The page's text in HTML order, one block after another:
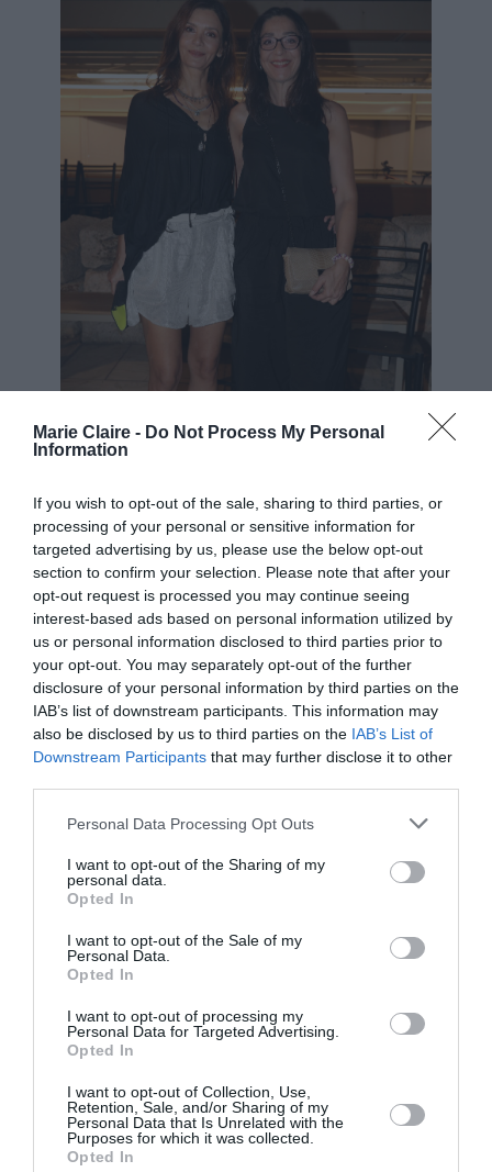
Marie Claire - Do Not Process My Personal
Information
If you wish to opt-out of the sale, sharing to third parties, or
processing of your personal or sensitive information for
targeted advertising by us, please use the below opt-out
section to confirm your selection. Please note that after your
opt-out request is processed you may continue seeing
interest-based ads based on personal information utilized by
us or personal information disclosed to third parties prior to
your opt-out. You may separately opt-out of the further
disclosure of your personal information by third parties on the
IAB’s list of downstream participants. This information may
also be disclosed by us to third parties on the IAB’s List of
Downstream Participants that may further disclose it to other
Personal Data Processing Opt Outs
I want to opt-out of the Sharing of my
personal data.
Opted In
I want to opt-out of the Sale of my
Personal Data.
Opted In
I want to opt-out of processing my
Personal Data for Targeted Advertising.
Opted In
I want to opt-out of Collection, Use,
Retention, Sale, and/or Sharing of my
Personal Data that Is Unrelated with the
Purposes for which it was collected.
Opted In
Κατερίνα Λέχου – Αγορίτσα Οικονόμου. NPD
Για την ακρίβεια φόρεσε ένα μαύρο πουκάμισο,
με χαλαρή εφαρμογή και ελαφρώς ασύμμετρο
κόψιμο και ένα ψηλόμεσο, ασημί σορτς με
ελαφριά μεταλλική υφή και διακριτική λάμψη,
το οποίο έδωσε μια μοντέρνα και φωτεινή
πινελιά στο σύνολο. Ολοκλήρωσε την εμφάνισή
μαύρο χρώμα και κίτρινες λεπτομέρειες, οι
αίσθηση στην εμφάνιση.
Πέρα από την Κατερίνα Λέχου στο Ηρώδειο
βρέθηκαν επίσης, μεταξύ άλλων, οι Κατερίνα
Νταλάρα, Υρώ Μανέ, Φαίδρα Νταϊόγλου,
Πέγκυ Τρικαλιώτη και Κωνσταντίνος
Μαρκουλάκης.